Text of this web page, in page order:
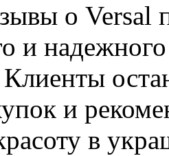
о Versal
и
и
в